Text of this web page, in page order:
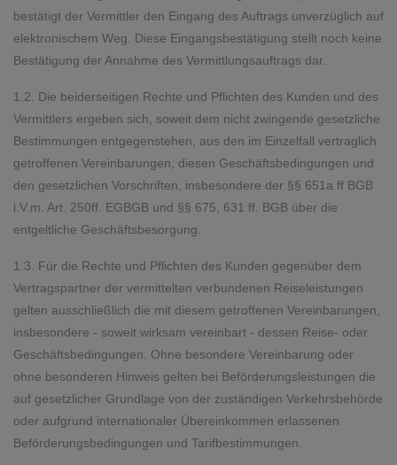
bestätigt der Vermittler den Eingang des Auftrags unverzüglich auf
elektronischem Weg. Diese Eingangsbestätigung stellt noch keine
Bestätigung der Annahme des Vermittlungsauftrags dar.
1.2. Die beiderseitigen Rechte und Pflichten des Kunden und des
Vermittlers ergeben sich, soweit dem nicht zwingende gesetzliche
Bestimmungen entgegenstehen, aus den im Einzelfall vertraglich
getroffenen Vereinbarungen, diesen Geschäftsbedingungen und
den gesetzlichen Vorschriften, insbesondere der §§ 651a ff BGB
i.V.m. Art. 250ff. EGBGB und §§ 675, 631 ff. BGB über die
entgeltliche Geschäftsbesorgung.
1.3. Für die Rechte und Pflichten des Kunden gegenüber dem
Vertragspartner der vermittelten verbundenen Reiseleistungen
gelten ausschließlich die mit diesem getroffenen Vereinbarungen,
insbesondere - soweit wirksam vereinbart - dessen Reise- oder
Geschäftsbedingungen. Ohne besondere Vereinbarung oder
ohne besonderen Hinweis gelten bei Beförderungsleistungen die
auf gesetzlicher Grundlage von der zuständigen Verkehrsbehörde
oder aufgrund internationaler Übereinkommen erlassenen
Beförderungsbedingungen und Tarifbestimmungen.